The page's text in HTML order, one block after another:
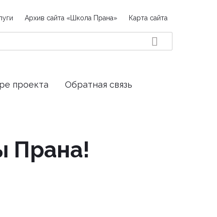
Архив сайта «Школа Прана» Карта сайта
проекта Обратная связь
Прана!